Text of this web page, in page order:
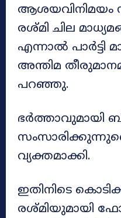
ആശയവിനിമയം
രശ്മി ചില
എന്നാൽ പാർട്ടി
അന്തിമ
പറഞ്ഞു.
ഭർത്താവുമായി
വ്യക്തമാക്കി.
ഇതിനിടെ
രശ്മിയുമായി